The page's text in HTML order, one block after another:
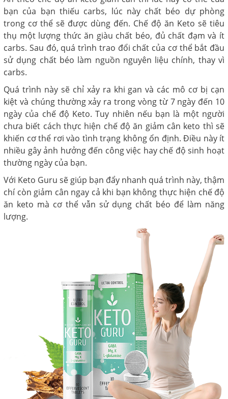
bạn của bạn thiếu carbs, lúc này chất béo dự phòng
trong cơ thể sẽ được dùng đến. Chế độ ăn Keto sẽ tiêu
thụ một lượng thức ăn giàu chất béo, đủ chất đạm và ít
carbs. Sau đó, quá trình trao đổi chất của cơ thể bắt đầu
sử dụng chất béo làm nguồn nguyên liệu chính, thay vì
carbs.
Quá trình này sẽ chỉ xảy ra khi gan và các mô cơ bị cạn
kiệt và chúng thường xảy ra trong vòng từ 7 ngày đến 10
ngày của chế độ Keto. Tuy nhiên nếu bạn là một người
chưa biết cách thực hiện chế độ ăn giảm cân keto thì sẽ
khiến cơ thể rơi vào tình trạng không ổn định. Điều này ít
nhiều gây ảnh hưởng đến công việc hay chế độ sinh hoạt
thường ngày của bạn.
Với Keto Guru sẽ giúp bạn đẩy nhanh quá trình này, thậm
chí còn giảm cân ngay cả khi bạn không thực hiện chế độ
ăn keto mà cơ thể vẫn sử dụng chất béo để làm năng
lượng.